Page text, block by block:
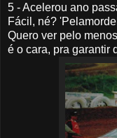
5 - Acelerou ano
Fácil, né?
Quero ver pelo
é o cara, pra garantir